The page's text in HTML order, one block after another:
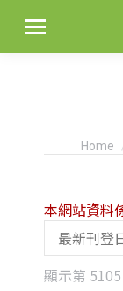
You
Home
顯示第
本網站資料